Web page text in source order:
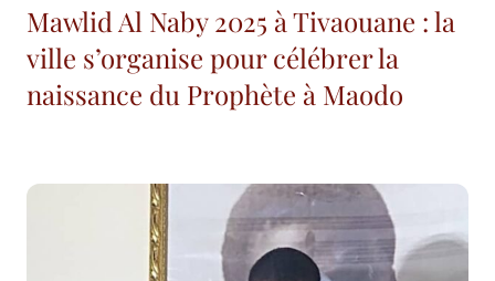
Mawlid Al Naby 2025 à Tivaouane : la
ville s’organise pour célébrer la
naissance du Prophète à Maodo